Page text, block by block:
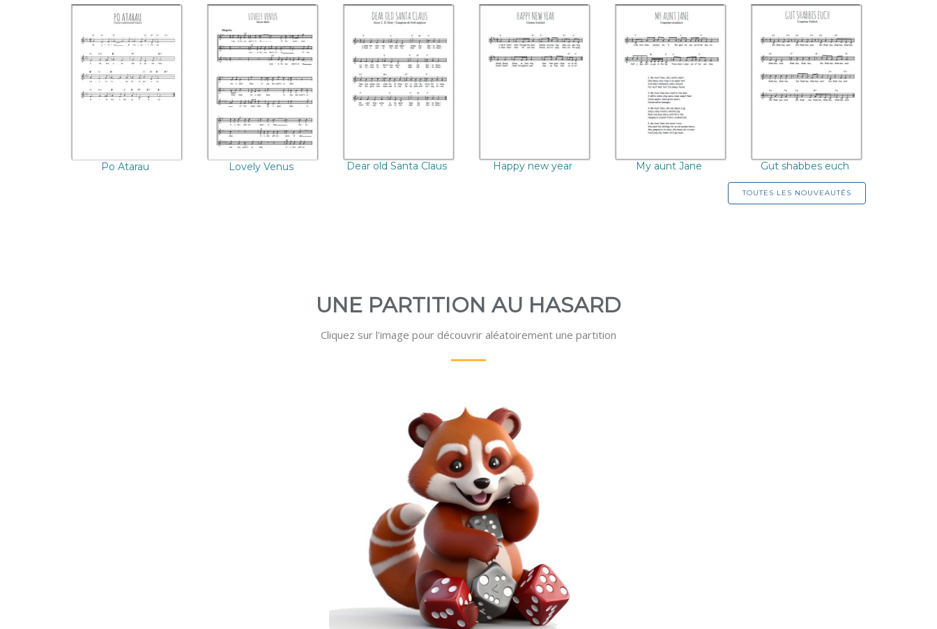
Po Atarau
Po Atarau
Lovely Venus
Lovely Venus
Dear old Santa
Claus
Dear old Santa Claus
Happy new year
Happy new year
My aunt Jane
My aunt Jane
Gut shabbes euch
Gut shabbes euch
TOUTES LES NOUVEAUTÉS
UNE PARTITION AU HASARD
Cliquez sur l'image pour découvrir aléatoirement une partition